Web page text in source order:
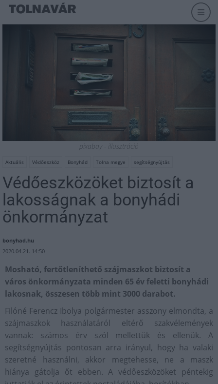
pixabay - illusztráció
Aktuális Védőeszköz Bonyhád Tolna megye segítségnyújtás
Védőeszközöket biztosít a
lakosságnak a bonyhádi
önkormányzat
bonyhad.hu
2020.04.21. 14:50
Mosható, fertőtleníthető szájmaszkot biztosít a
város önkormányzata minden 65 év feletti bonyhádi
lakosnak, összesen több mint 3000 darabot.
Filóné Ferencz Ibolya polgármester asszony elmondta, a
szájmaszkok használatáról eltérő szakvélemények
vannak: számos érv szól mellettük és ellenük. A
segítségnyújtás pontosan arra irányul, hogy ha valaki
szeretné használni, akkor megtehesse, ne a maszk
hiánya gátolja őt ebben. A védőeszközöket péntekig